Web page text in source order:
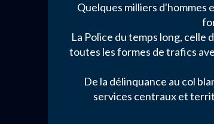
Quelques milliers d'hommes
La Police du temps long,
toutes les formes de trafics
De la délinquance au col
services centraux et